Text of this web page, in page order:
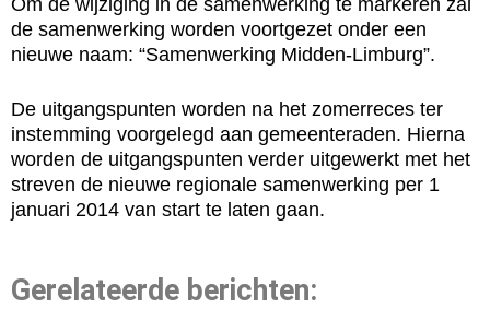
Om de wijziging in de samenwerking te markeren zal
de samenwerking worden voortgezet onder een
nieuwe naam: “Samenwerking Midden-Limburg”.
De uitgangspunten worden na het zomerreces ter
instemming voorgelegd aan gemeenteraden. Hierna
worden de uitgangspunten verder uitgewerkt met het
streven de nieuwe regionale samenwerking per 1
januari 2014 van start te laten gaan.
Gerelateerde berichten: